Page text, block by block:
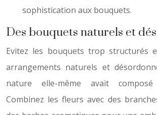
sophistication aux bouquets.
Des bouquets naturels et
Evitez les bouquets trop structurés
arrangements naturels et
nature elle-même avait
Combinez les fleurs avec des